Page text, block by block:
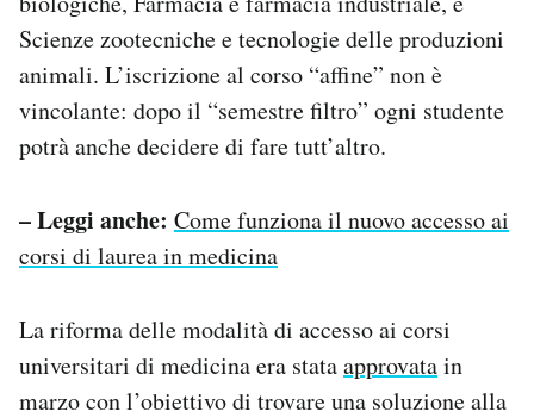
Scienze zootecniche e tecnologie delle produzioni
animali. L’iscrizione al corso “affine” non è
vincolante: dopo il “semestre filtro” ogni studente
potrà anche decidere di fare tutt’altro.
– Leggi anche: Come funziona il nuovo accesso ai
corsi di laurea in medicina
La riforma delle modalità di accesso ai corsi
universitari di medicina era stataapprovatain
marzo con l’obiettivo di trovare una soluzione alla